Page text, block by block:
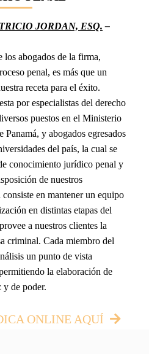
JORDAN, ESQ. –
los abogados de la firma,
penal, es más que un
receta para el éxito.
por especialistas del derecho
puestos en el Ministerio
y abogados egresados
del país, la cual se
conocimiento jurídico penal y
de nuestros
en mantener un equipo
en distintas etapas del
a nuestros clientes la
criminal. Cada miembro del
un punto de vista
la elaboración de
y de poder.
ONLINE AQUÍ